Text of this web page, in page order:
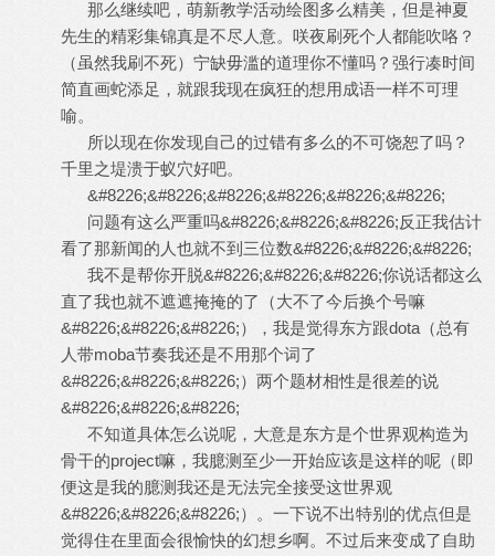
那么继续吧，萌新教学活动绘图多么精美，但是神夏
先生的精彩集锦真是不尽人意。咲夜刷死个人都能吹咯？
（虽然我刷不死）宁缺毋滥的道理你不懂吗？强行凑时间
简直画蛇添足，就跟我现在疯狂的想用成语一样不可理
喻。
所以现在你发现自己的过错有多么的不可饶恕了吗？
千里之堤溃于蚁穴好吧。
&#8226;&#8226;&#8226;&#8226;&#8226;&#8226;
问题有这么严重吗&#8226;&#8226;&#8226;反正我估计
看了那新闻的人也就不到三位数&#8226;&#8226;&#8226;
我不是帮你开脱&#8226;&#8226;&#8226;你说话都这么
直了我也就不遮遮掩掩的了（大不了今后换个号嘛
&#8226;&#8226;&#8226;），我是觉得东方跟dota（总有
人带moba节奏我还是不用那个词了
&#8226;&#8226;&#8226;）两个题材相性是很差的说
&#8226;&#8226;&#8226;
不知道具体怎么说呢，大意是东方是个世界观构造为
骨干的project嘛，我臆测至少一开始应该是这样的呢（即
便这是我的臆测我还是无法完全接受这世界观
&#8226;&#8226;&#8226;）。一下说不出特别的优点但是
觉得住在里面会很愉快的幻想乡啊。不过后来变成了自助